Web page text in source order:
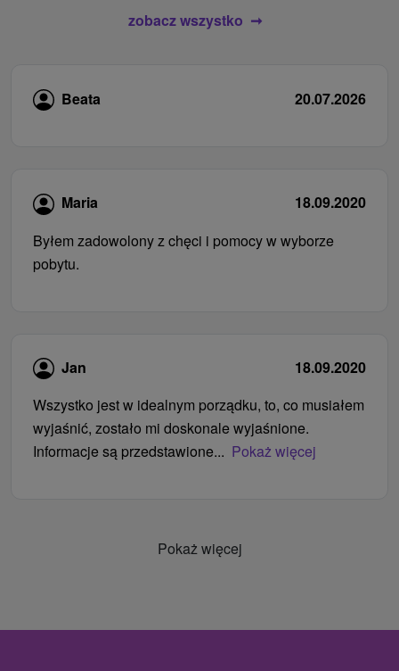
zobacz wszystko
Beata 20.07.2026
Maria
18.09.2020
Byłem zadowolony z chęci i pomocy w wyborze
pobytu.
Jan
18.09.2020
Wszystko jest w idealnym porządku, to, co musiałem
wyjaśnić, zostało mi doskonale wyjaśnione.
Informacje są przedstawione... Pokaż więcej
Pokaż więcej